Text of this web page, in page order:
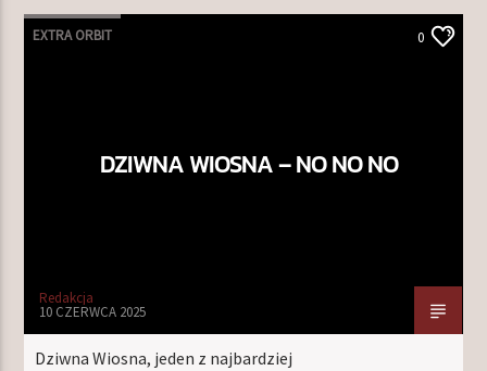
EXTRA ORBIT 0
DZIWNA WIOSNA – NO NO NO
Redakcja
10 CZERWCA 2025
Dziwna Wiosna, jeden z najbardziej